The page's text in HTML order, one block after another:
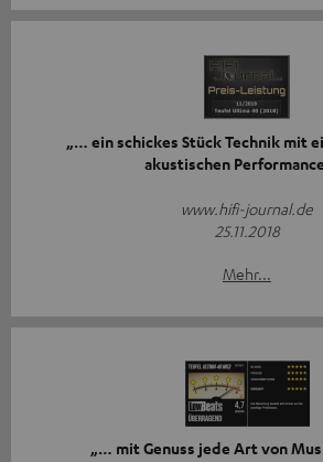
„… ein schickes Stück Technik mit
akustischen
www.hifi-journal.de
25.11.2018
Mehr...
„… mit Genuss jede Art von